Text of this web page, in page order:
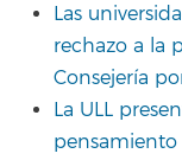
Las
rechazo a la
Consejería
La ULL